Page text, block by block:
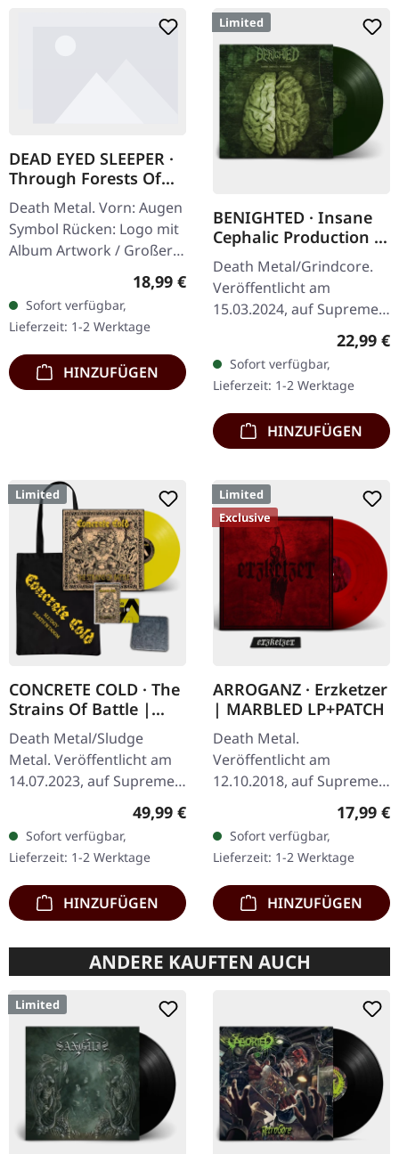
DEAD EYED SLEEPER ·
Through Forests Of
Nonentities Bug Zip |
HSW ZIP L
Death Metal. Vorn: Augen
Symbol Rücken: Logo mit
Album Artwork / Großer
stilisierter Käfer 80%
Baumwolle, 20% Polyester
Regulärer Preis:
18,99 €
Sofort verfügbar,
Lieferzeit: 1-2 Werktage
HINZUFÜGEN
Limited
BENIGHTED · Insane
Cephalic Production |
DARK GREEN LP
Death Metal/Grindcore.
Veröffentlicht am
15.03.2024, auf Supreme
Dunkelgrünes Vinyl mit
schwerem Cover und
Insert. Limitiert auf 100…
22,99 €
Sofort verfügbar,
Lieferzeit: 1-2 Werktage
HINZUFÜGEN
Limited
CONCRETE COLD · The
Strains Of Battle |
VINYL BUNDLE
Death Metal/Sludge
Metal. Veröffentlicht am
14.07.2023, auf Supreme
Chaos Records. SCR-
exklusives Bundle, 50
Exemplare, bestehend
aus: · Gelbes Vinyl…
Regulärer Preis:
49,99 €
Sofort verfügbar,
Lieferzeit: 1-2 Werktage
HINZUFÜGEN
Limited
Exclusive
ARROGANZ · Erzketzer
| MARBLED LP+PATCH
Death Metal.
Veröffentlicht am
12.10.2018, auf Supreme
Transparent rot mit
schwarz marmoriert und
Erzketzer Patch, limitiert
auf 100…
17,99 €
Sofort verfügbar,
Lieferzeit: 1-2 Werktage
HINZUFÜGEN
ANDERE KAUFTEN AUCH
Limited